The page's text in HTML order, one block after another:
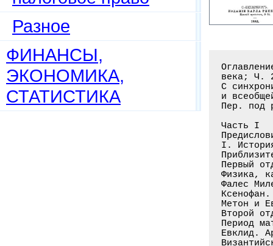
Разное
ФИНАНСЫ,
ЭКОНОМИКА,
СТАТИСТИКА
века; Ч.
С
и
Пер. под
Часть I
I.
Первый
Фалес
Метон и
Второй
Евклид.